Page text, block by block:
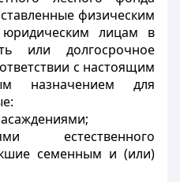
физическим
юридическим лицам в
или долгосрочное
с настоящим
назначением для
естественного
семенным и (или)